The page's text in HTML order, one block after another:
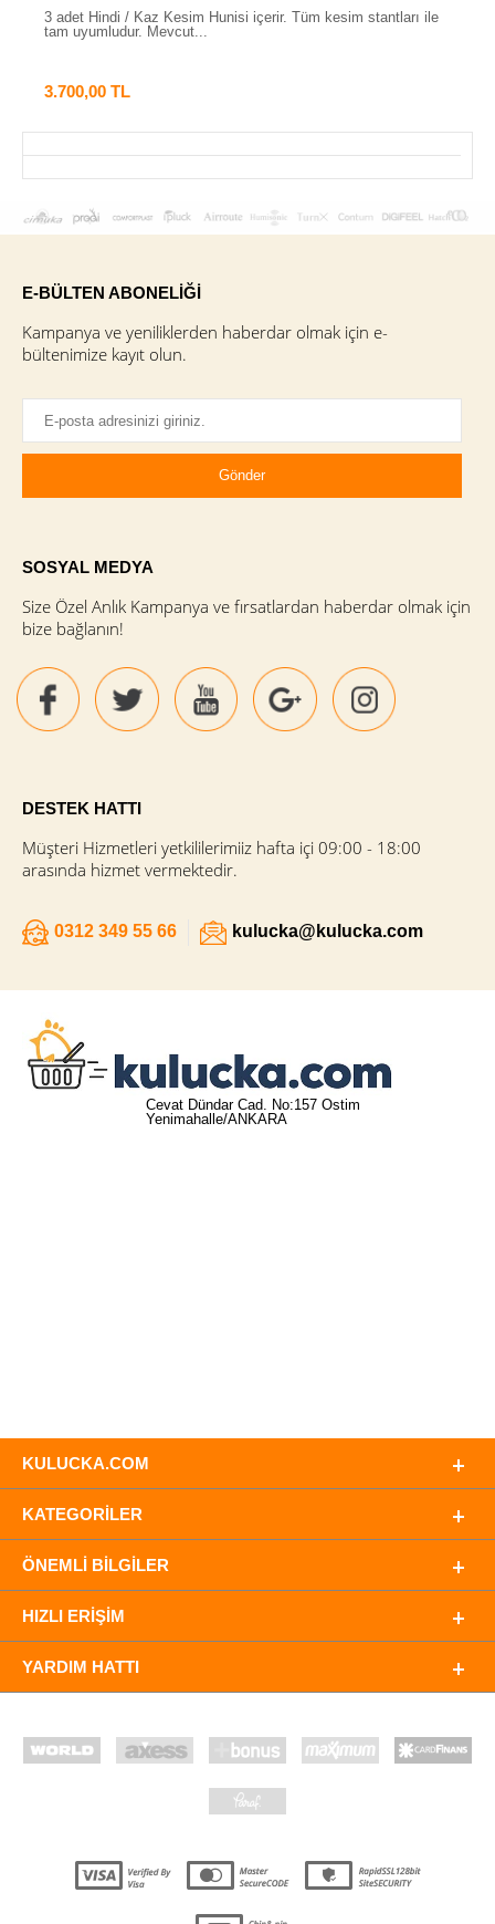
3 adet Hindi / Kaz Kesim Hunisi içerir. Tüm kesim stantları ile
tam uyumludur. Mevcut...
3.700,00 TL
E-BÜLTEN ABONELİĞİ
Kampanya ve yeniliklerden haberdar olmak için e-
bültenimize kayıt olun.
SOSYAL MEDYA
Size Özel Anlık Kampanya ve fırsatlardan haberdar olmak için
bize bağlanın!
DESTEK HATTI
Müşteri Hizmetleri yetkililerimiiz hafta içi 09:00 - 18:00
arasında hizmet vermektedir.
0312 349 55 66 kulucka@kulucka.com
Cevat Dündar Cad. No:157 Ostim
Yenimahalle/ANKARA
KULUCKA.COM
KATEGORILER
ÖNEMLI BILGILER
HIZLI ERIŞIM
YARDIM HATTI